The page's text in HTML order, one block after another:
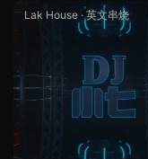
Lak House ·英文串烧